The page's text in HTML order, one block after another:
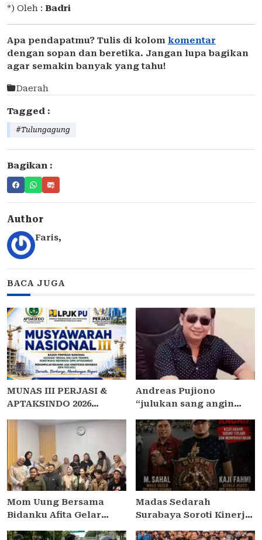
*) Oleh : Badri
Apa pendapatmu? Tulis di kolom komentar
dengan sopan dan beretika. Jangan lupa bagikan
agar semakin banyak yang tahu!
Daerah
Tagged :
#Tulungagung
Bagikan :
Author
Faris,
BACA JUGA
MUNAS III PERJASI &
APTAKSINDO 2026
BERKARYA, MEMBANGUN
HADIR
Andreas Pujiono
“julukan sang angin
Satreskrim Polres
Madiun , ditengarai tipu
Masyarakat 3,5 Milliar
Mom Uung Bersama
Bidanku Afita Gelar
Madas Sedarah
Surabaya Soroti Kinerja